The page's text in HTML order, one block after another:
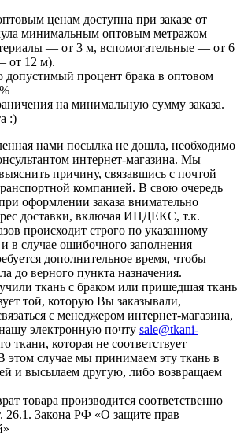
ценам доступна при заказе от
минимальным оптовым метражом
— от 3 м, вспомогательные — от 6
от 12 м).
допустимый процент брака в оптовом
на минимальную сумму заказа.
:)
нами посылка не дошла, необходимо
интернет-магазина. Мы
причину, связавшись с почтой
компанией. В свою очередь
оформлении заказа внимательно
доставки, включая ИНДЕКС, т.к.
происходит строго по указанному
в случае ошибочного заполнения
дополнительное время, чтобы
до верного пункта назначения.
ткань с браком или пришедшая ткань
той, которую Вы заказывали,
с менеджером интернет-магазина,
электронную почту sale@tkani-
ткани, которая не соответствует
этом случае мы принимаем эту ткань в
и высылаем другую, либо возвращаем
товара производится соответственно
26.1. Закона РФ «О защите прав